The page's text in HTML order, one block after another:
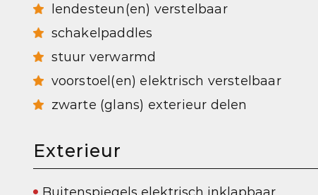
lendesteun(en) verstelbaar
schakelpaddles
stuur verwarmd
voorstoel(en) elektrisch verstelbaar
zwarte (glans) exterieur delen
Exterieur